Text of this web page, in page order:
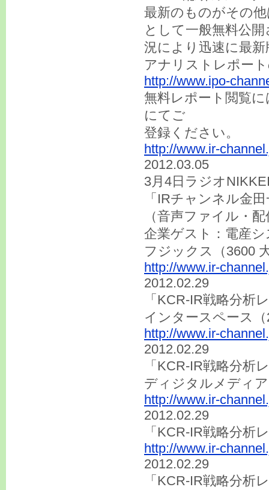
最新のものがその
として一般無料公
況により迅速に最
アナリストレポー
http://www.ipo-
無料レポート閲覧
にてご
登録く
http://www.ir-
2012.03.05
3月4日ラジオ
「IRチャンネル金
（音声ファイル・
企業ゲスト：電産
フジックス（3600
http://www.ir-
2012.02.29
「KCR-IR戦略分析
インタースペース
http://www.ir-
2012.02.29
「KCR-IR戦略分析
ディジタルメディ
http://www.ir-
2012.02.29
「KCR-IR戦略分
http://www.ir-
2012.02.29
「KCR-IR戦略分